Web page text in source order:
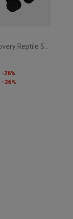
Walizka kabinowa Discovery Reptile 55 cm Czarna
-26%
-26%